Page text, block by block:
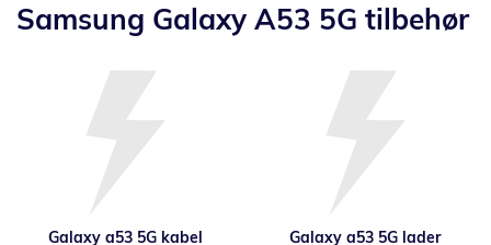
Samsung Galaxy A53 5G tilbehør
Galaxy a53 5G kabel Galaxy a53 5G lader